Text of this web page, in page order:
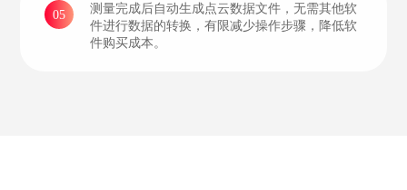
05
测量完成后自动生成点云数据文件，无需其他软
件进行数据的转换，有限减少操作步骤，降低软
件购买成本。